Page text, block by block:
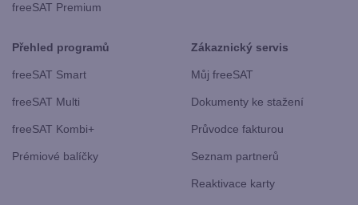
freeSAT Premium
Přehled programů
freeSAT Smart
freeSAT Multi
freeSAT Kombi+
Prémiové balíčky
Zákaznický servis
Můj freeSAT
Dokumenty ke stažení
Průvodce fakturou
Seznam partnerů
Reaktivace karty